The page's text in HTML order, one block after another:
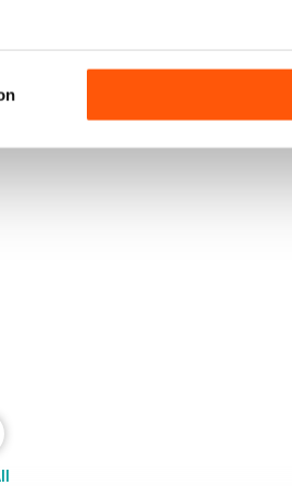
Vista|Al carrello